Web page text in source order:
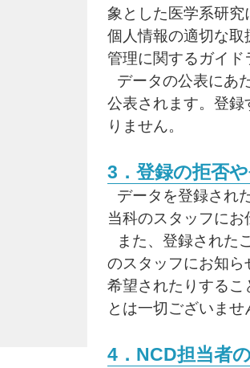
象とした医学系研
個人情報の適切な
管理に関するガイ
データの公表にあ
公表されます。登
りません。
3．登録の拒否
データを登録され
当科のスタッフに
また、登録された
のスタッフにお知
希望されたりする
とは一切ございませ
4．NCD担当者